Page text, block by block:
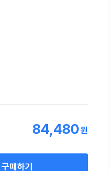
84,480원
구매하기